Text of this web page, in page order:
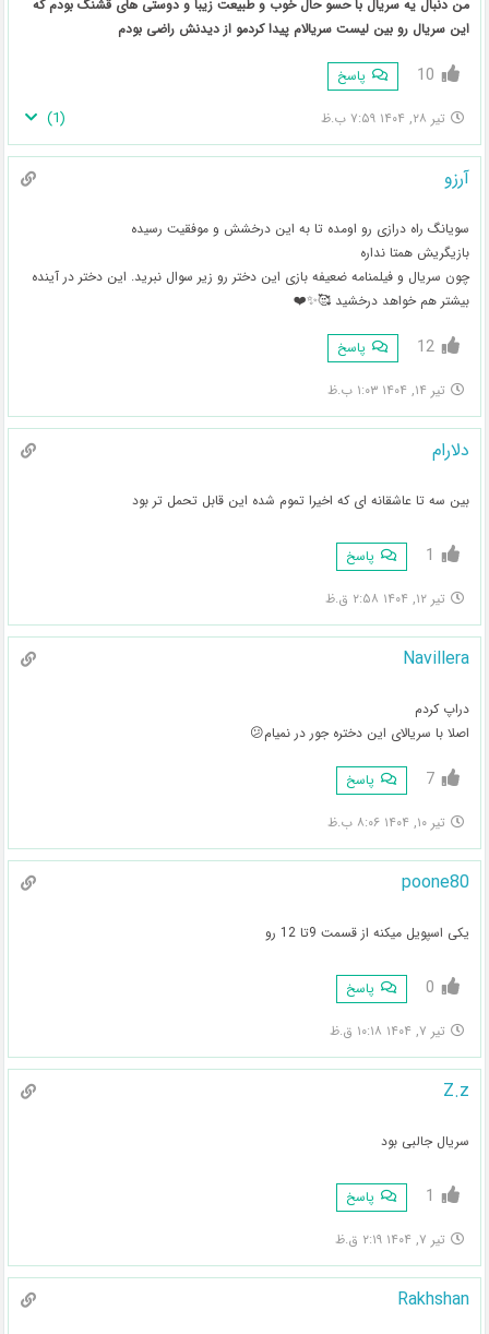
من دنبال یه سریال با حسو حال خوب و طبیعت زیبا و دوستی های قشنگ بودم که
این سریال رو بین لیست سریالام پیدا کردمو از دیدنش راضی بودم
10 پاسخ
تیر ۲۸, ۱۴۰۴ ۷:۵۹ ب.ظ (
1
)
آرزو
سویانگ راه درازی رو اومده تا به این درخشش و موفقیت رسیده
بازیگریش همتا نداره
چون سریال و فیلمنامه ضعیفه بازی این دختر رو زیر سوال نبرید. این دختر در آینده
بیشتر هم خواهد درخشید 🥰✨️❤️
12 پاسخ
تیر ۱۴, ۱۴۰۴ ۱:۰۳ ب.ظ
دلارام
بین سه تا عاشقانه ای که اخیرا تموم شده این قابل تحمل تر بود
1 پاسخ
تیر ۱۲, ۱۴۰۴ ۲:۵۸ ق.ظ
Navillera
دراپ‌ کردم
اصلا با سریالای این دختره جور در نمیام😕
7 پاسخ
تیر ۱۰, ۱۴۰۴ ۸:۰۶ ب.ظ
poone80
یکی اسپویل میکنه از قسمت 9تا 12 رو
0 پاسخ
تیر ۷, ۱۴۰۴ ۱۰:۱۸ ق.ظ
Z.z
سریال جالبی بود
1 پاسخ
تیر ۷, ۱۴۰۴ ۲:۱۹ ق.ظ
Rakhshan